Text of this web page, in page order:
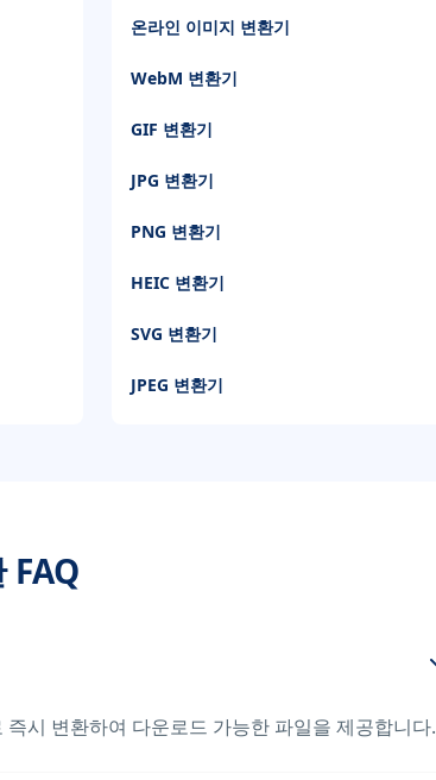
온라인 이미지 변환기
WebM 변환기
GIF 변환기
JPG 변환기
PNG 변환기
HEIC 변환기
SVG 변환기
JPEG 변환기
FAQ
즉시 변환하여 다운로드 가능한 파일을 제공합니다.